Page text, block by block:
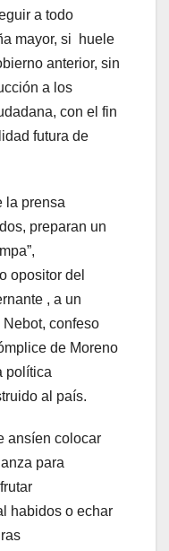
a todo
mayor, si huele
anterior, sin
a los
con el fin
futura de
la prensa
preparan un
opositor del
, a un
confeso
de Moreno
política
al país.
ansíen colocar
para
habidos o echar